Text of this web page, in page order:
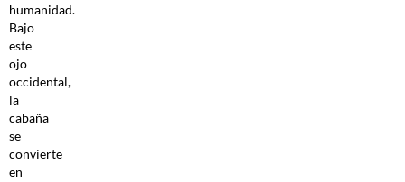
humanidad.
Bajo
este
ojo
occidental,
la
cabaña
se
convierte
en